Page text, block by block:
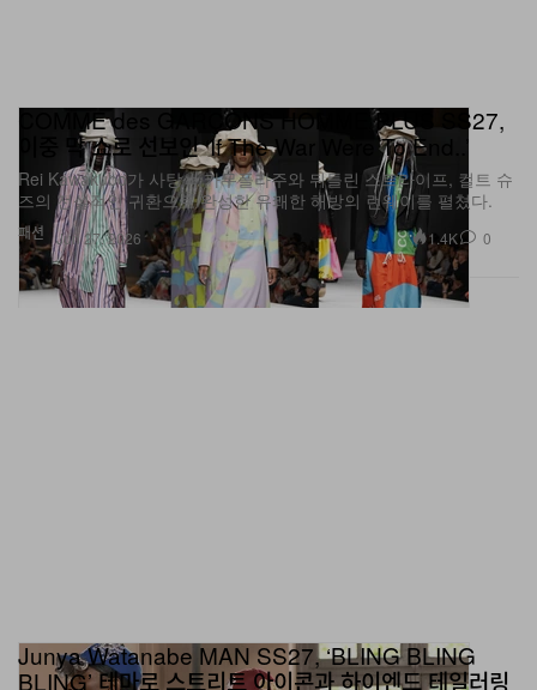
패션
COMME des GARÇONS HOMME PLUS SS27,
이중 막 쇼로 선보인 ‘If The War Were To End..’
Rei Kawakubo가 사탕색 카무플라주와 뒤틀린 스트라이프, 컬트 슈
즈의 전설적인 귀환으로 완성한 유쾌한 해방의 런웨이를 펼쳤다.
Jun 27, 2026 1.4K 0
Junya Watanabe MAN SS27, ‘BLING BLING
BLING’ 테마로 스트리트 아이콘과 하이엔드 테일러링